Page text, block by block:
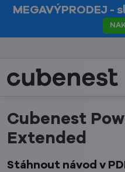
MEGAVÝPRODEJ -
Cubenest
Extended
Stáhnout návod v